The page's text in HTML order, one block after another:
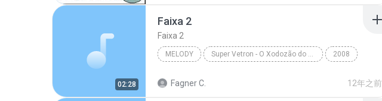
02:28
Faixa 2
Faixa 2
MELODY Super Vetron - O Xodozão do Pará - O Melhor do Forró 2008 2008
Fagner C. 12年之前